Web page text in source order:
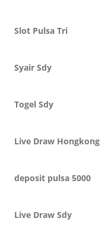
Slot Pulsa Tri
Syair Sdy
Togel Sdy
Live Draw Hongkong
deposit pulsa 5000
Live Draw Sdy